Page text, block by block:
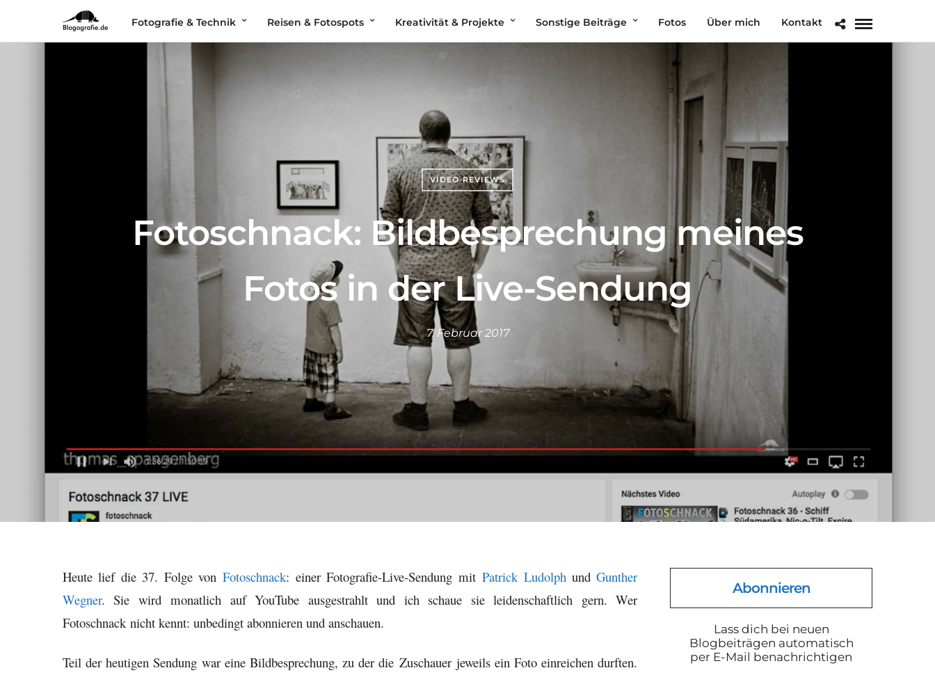
Fotografie & Technik Reisen & Fotospots Kreativität & Projekte Sonstige Beiträge Fotos Über mich Kontakt
VIDEO-REVIEWS
Fotoschnack: Bildbesprechung meines
Fotos in der Live-Sendung
7. Februar 2017
Heute lief die 37. Folge von Fotoschnack: einer Fotografie-Live-Sendung mitPatrick Ludolph undGunther
Wegner. Sie wird monatlich auf YouTube ausgestrahlt und ich schaue sie leidenschaftlich gern. Wer
Fotoschnack nicht kennt: unbedingt abonnieren und anschauen.
Teil der heutigen Sendung war eine Bildbesprechung, zu der die Zuschauer jeweils ein Foto einreichen durften.
Abonnieren
Lass dich bei neuen
Blogbeiträgen automatisch
per E-Mail benachrichtigen